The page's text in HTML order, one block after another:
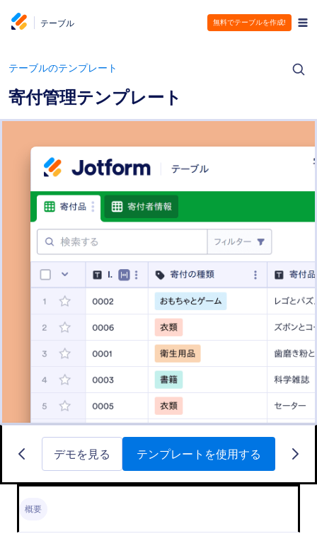
テーブル 無料でテーブルを作成!
テーブルのテンプレート
寄付管理テンプレート
デモを見る テンプレートを使用する
概要